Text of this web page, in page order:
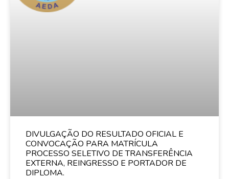
DIVULGAÇÃO DO RESULTADO OFICIAL E
CONVOCAÇÃO PARA MATRÍCULA
PROCESSO SELETIVO DE TRANSFERÊNCIA
EXTERNA, REINGRESSO E PORTADOR DE
DIPLOMA.